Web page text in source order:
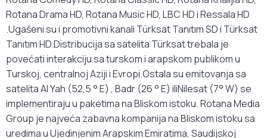
Rotana Drama HD, Rotana Music HD, LBC HD i Ressala HD
.Ugašeni su i promotivni kanali Türksat Tanıtım SD i Türksat
Tanıtım HD.Distribucija sa satelita Türksat trebala je
povećati interakciju sa turskom i arapskom publikom u
Turskoj, centralnoj Aziji i Evropi.Ostala su emitovanja sa
satelita Al Yah (52,5 ° E) , Badr (26 ° E) iliNilesat (7° W) se
implementiraju u paketima na Bliskom istoku. Rotana Media
Group je najveća zabavna kompanija na Bliskom istoku sa
uredima u Ujedinjenim Arapskim Emiratima, Saudijskoj